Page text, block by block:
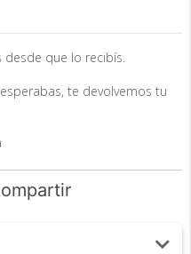
desde que lo recibís.
te devolvemos tu
el 100% de tu